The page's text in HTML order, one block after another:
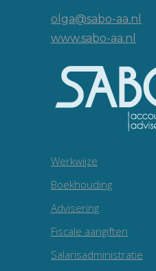
olga@sabo-aa.nl
www.sabo-aa.nl
Werkwijze
Boekhouding
Advisering
Fiscale aangiften
Salarisadministratie